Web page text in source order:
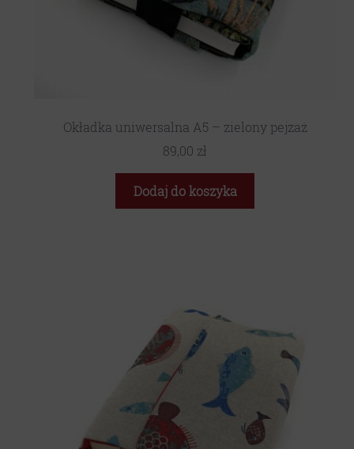
Okładka uniwersalna A5 – zielony pejzaż
89,00 zł
Dodaj do koszyka